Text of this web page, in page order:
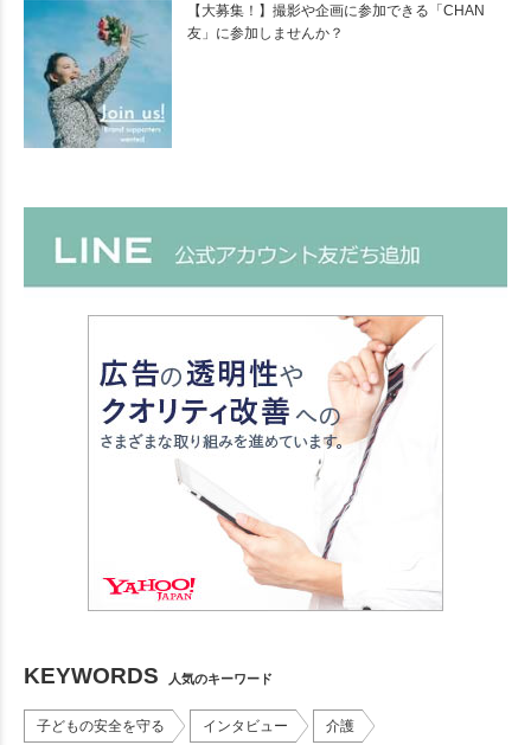
【大募集！】撮影や企画に参加できる「CHAN
友」に参加しませんか？
KEYWORDS 人気のキーワード
子どもの安全を守る インタビュー 介護